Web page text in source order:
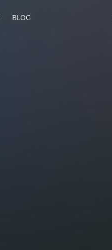
BLOG